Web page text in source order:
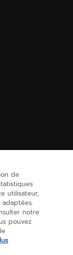
de
utilisateur,
notre
pouvez